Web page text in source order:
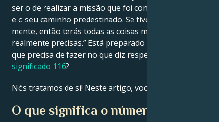
ser o de realizar a missão que foi confiada à sua alma
e o seu caminho predestinado. Se tiveres isso em
mente, então terás todas as coisas materiais de que
realmente precisas.” Está preparado para aprender o
que precisa de fazer no que diz respeito ao
significado 116?
Nós tratamos de si! Neste artigo, você vai aprender:
O que significa o número 116?